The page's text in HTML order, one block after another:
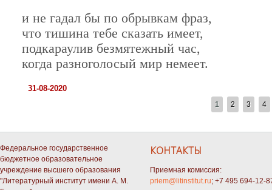
и не гадал бы по обрывкам фраз,
что тишина тебе сказать имеет,
подкараулив безмятежный час,
когда разноголосый мир немеет.
31-08-2020
1 2 3 4
Федеральное государственное
бюджетное образовательное
учреждение высшего образования
"Литературный институт имени А. М.
КОНТАКТЫ
Приемная комиссия:
priem@litinstitut.ru; +7 495 694-12-